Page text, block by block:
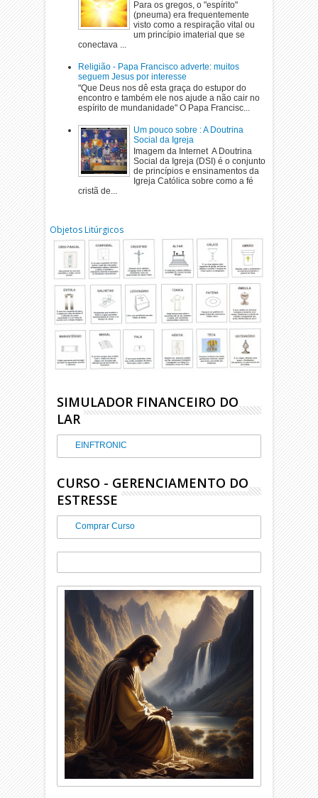
Para os gregos, o "espírito"
(pneuma) era frequentemente
visto como a respiração vital ou
um princípio imaterial que se
conectava ...
Religião - Papa Francisco adverte: muitos
seguem Jesus por interesse
"Que Deus nos dê esta graça do estupor do
encontro e também ele nos ajude a não cair no
espírito de mundanidade" O Papa Francisc...
Um pouco sobre : A Doutrina
Social da Igreja
Imagem da Internet A Doutrina
Social da Igreja (DSI) é o conjunto
de princípios e ensinamentos da
Igreja Católica sobre como a fé
cristã de...
Objetos Litúrgicos
SIMULADOR FINANCEIRO DO
LAR
EINFTRONIC
CURSO - GERENCIAMENTO DO
ESTRESSE
Comprar Curso